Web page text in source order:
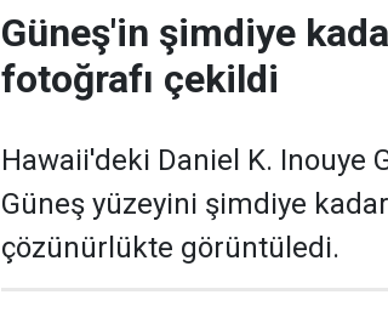
Güneş'in şimdiye
fotoğrafı çekildi
Hawaii'deki Daniel K. Inouye
Güneş yüzeyini şimdiye
çözünürlükte görüntüledi.